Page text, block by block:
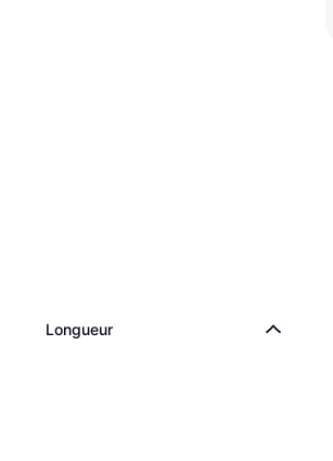
Longueur